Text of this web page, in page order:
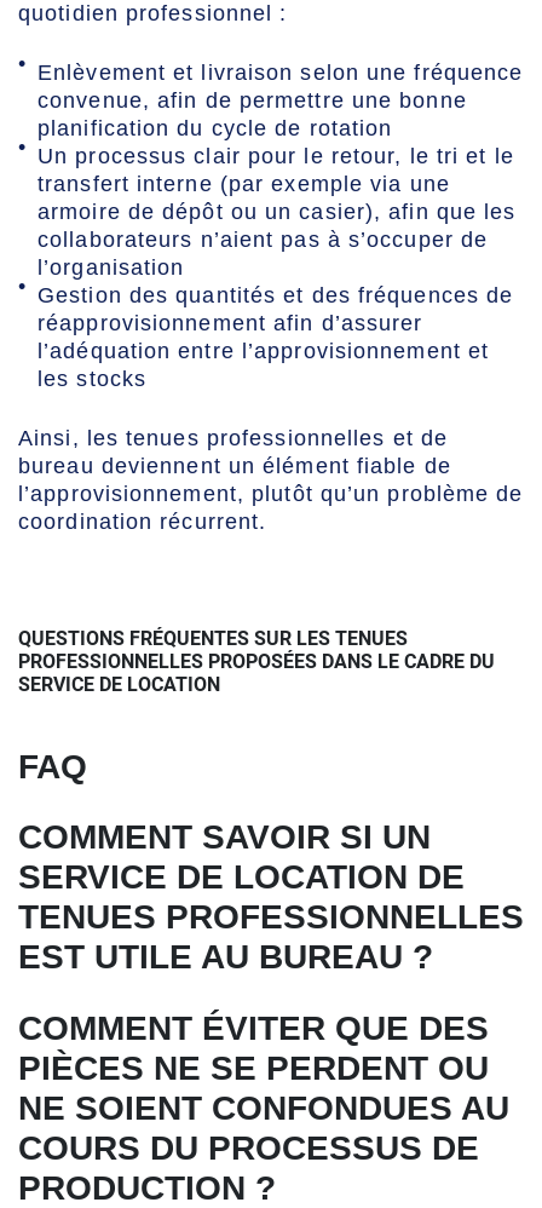
quotidien professionnel :
Enlèvement et livraison selon une fréquence
convenue, afin de permettre une bonne
planification du cycle de rotation
Un processus clair pour le retour, le tri et le
transfert interne (par exemple via une
armoire de dépôt ou un casier), afin que les
collaborateurs n’aient pas à s’occuper de
l’organisation
Gestion des quantités et des fréquences de
réapprovisionnement afin d’assurer
l’adéquation entre l’approvisionnement et
les stocks
Ainsi, les tenues professionnelles et de
bureau deviennent un élément fiable de
l’approvisionnement, plutôt qu’un problème de
coordination récurrent.
QUESTIONS FRÉQUENTES SUR LES TENUES
PROFESSIONNELLES PROPOSÉES DANS LE CADRE DU
SERVICE DE LOCATION
FAQ
COMMENT SAVOIR SI UN
SERVICE DE LOCATION DE
TENUES PROFESSIONNELLES
EST UTILE AU BUREAU ?
COMMENT ÉVITER QUE DES
PIÈCES NE SE PERDENT OU
NE SOIENT CONFONDUES AU
COURS DU PROCESSUS DE
PRODUCTION ?